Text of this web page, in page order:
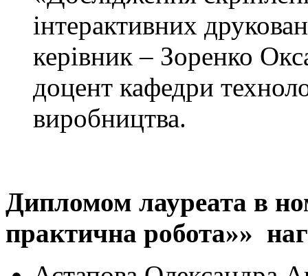
інтерактивних
керівник – Зоренко
доцент кафедри
виробництва.
Дипломом лауреата в
практична робота»»